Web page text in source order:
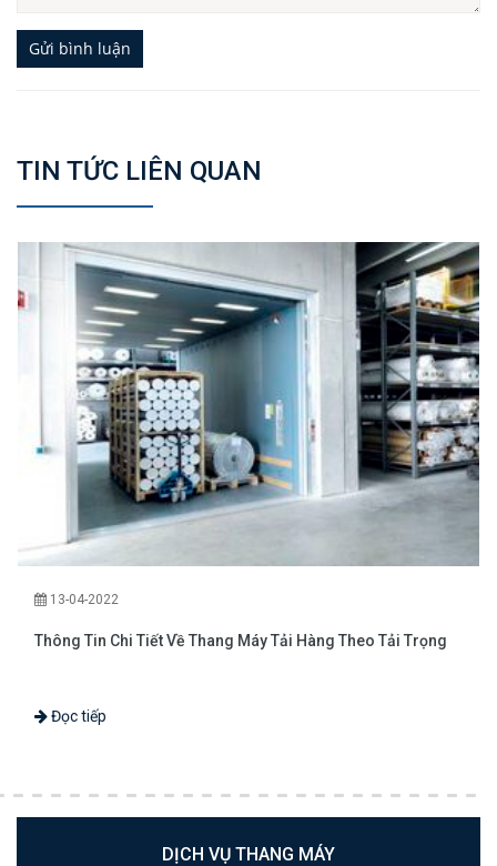
Gửi bình luận
TIN TỨC LIÊN QUAN
13-04-2022
Thông Tin Chi Tiết Về Thang Máy Tải Hàng Theo Tải Trọng
Đọc tiếp
DỊCH VỤ THANG MÁY